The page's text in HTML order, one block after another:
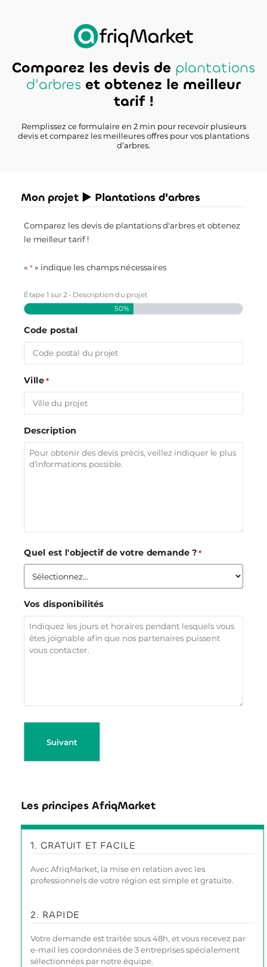
Comparez les devis de plantations
d’arbres et obtenez le meilleur
tarif !
Remplissez ce formulaire en 2 min pour recevoir plusieurs
devis et comparez les meilleures offres pour vos plantations
d’arbres.
Mon projet ► Plantations d'arbres
Comparez les devis de plantations d'arbres et obtenez
le meilleur tarif !
«* » indique les champs nécessaires
Étape1 sur2 - Description du projet
50%
Code postal
Ville *
Description
Quel est l'objectif de votre demande ? *
Vos disponibilités
Les principes AfriqMarket
1. GRATUIT ET FACILE
Avec AfriqMarket, la mise en relation avec les
professionnels de votre région est simple et gratuite.
2. RAPIDE
Votre demande est traitée sous 48h, et vous recevez par
e-mail les coordonnées de 3 entreprises spécialement
sélectionnées par notre équipe.